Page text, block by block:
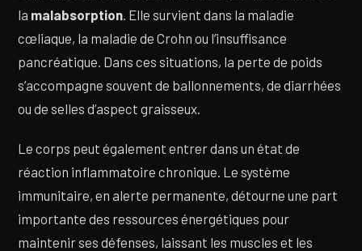
la malabsorption . Elle survient dans la maladie
cœliaque, la maladie de Crohn ou l’insuffisance
pancréatique. Dans ces situations, la perte de poids
s’accompagne souvent de ballonnements, de diarrhées
ou de selles d’aspect graisseux.
Le corps peut également entrer dans un état de
réaction inflammatoire chronique. Le système
immunitaire, en alerte permanente, détourne une part
importante des ressources énergétiques pour
maintenir ses défenses, laissant les muscles et les